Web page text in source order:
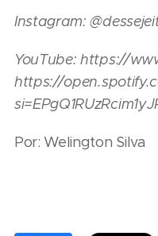
Instagram:
YouTube: https://
https://
Por: Welington Silva